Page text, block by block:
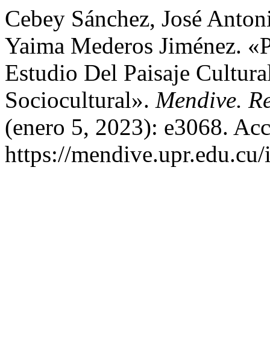
Cebey Sánchez, José
Yaima Mederos Jiménez.
Estudio Del Paisaje
Sociocultural». Mendive.
(enero 5, 2023): e3068.
https://